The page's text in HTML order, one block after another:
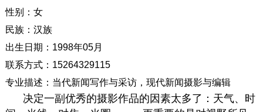
性别：女
民族：汉族
出生日期：1998年05月
联系方式：15264329115
专业描述：当代新闻写作与采访，现代新闻摄影与编辑
决定一副优秀的摄影作品的因素太多了：天气、时